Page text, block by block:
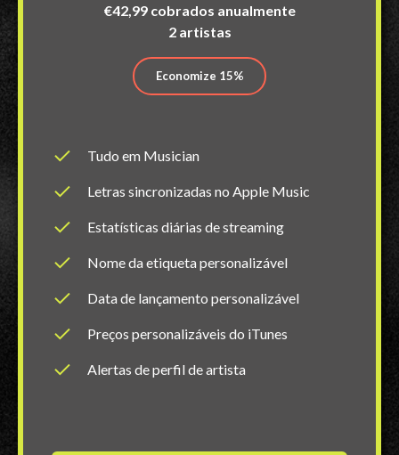
€42,99 cobrados anualmente
2 artistas
Economize 15%
Tudo em Musician
Letras sincronizadas no Apple Music
Estatísticas diárias de streaming
Nome da etiqueta personalizável
Data de lançamento personalizável
Preços personalizáveis do iTunes
Alertas de perfil de artista